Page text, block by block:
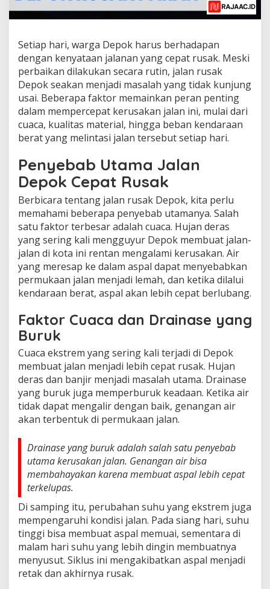
Setiap hari, warga Depok harus berhadapan
dengan kenyataan jalanan yang cepat rusak. Meski
perbaikan dilakukan secara rutin, jalan rusak
Depok seakan menjadi masalah yang tidak kunjung
usai. Beberapa faktor memainkan peran penting
dalam mempercepat kerusakan jalan ini, mulai dari
cuaca, kualitas material, hingga beban kendaraan
berat yang melintasi jalan tersebut setiap hari.
Penyebab Utama Jalan
Depok Cepat Rusak
Berbicara tentang jalan rusak Depok, kita perlu
memahami beberapa penyebab utamanya. Salah
satu faktor terbesar adalah cuaca. Hujan deras
yang sering kali mengguyur Depok membuat jalan-
jalan di kota ini rentan mengalami kerusakan. Air
yang meresap ke dalam aspal dapat menyebabkan
permukaan jalan menjadi lemah, dan ketika dilalui
kendaraan berat, aspal akan lebih cepat berlubang.
Faktor Cuaca dan Drainase yang
Buruk
Cuaca ekstrem yang sering kali terjadi di Depok
membuat jalan menjadi lebih cepat rusak. Hujan
deras dan banjir menjadi masalah utama. Drainase
yang buruk juga memperburuk keadaan. Ketika air
tidak dapat mengalir dengan baik, genangan air
akan terbentuk di permukaan jalan.
Drainase yang buruk adalah salah satu penyebab
utama kerusakan jalan. Genangan air bisa
membahayakan karena membuat aspal lebih cepat
terkelupas.
Di samping itu, perubahan suhu yang ekstrem juga
mempengaruhi kondisi jalan. Pada siang hari, suhu
tinggi bisa membuat aspal memuai, sementara di
malam hari suhu yang lebih dingin membuatnya
menyusut. Siklus ini mengakibatkan aspal menjadi
retak dan akhirnya rusak.